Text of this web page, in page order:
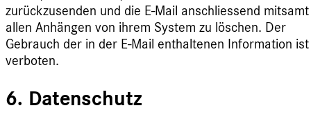
zurückzusenden und die E-Mail anschliessend mitsamt
allen Anhängen von ihrem System zu löschen. Der
Gebrauch der in der E-Mail enthaltenen Information ist
verboten.
6. Datenschutz